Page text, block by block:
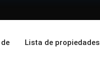
Lista de propiedades